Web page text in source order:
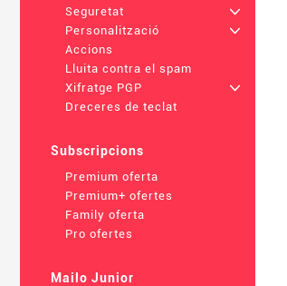
Seguretat
+
Personalització
+
Accions
Lluita contra el spam
Xifratge PGP
+
Dreceres de teclat
Subscripcions
Premium oferta
Premium+ ofertes
Family oferta
Pro ofertes
Mailo Junior